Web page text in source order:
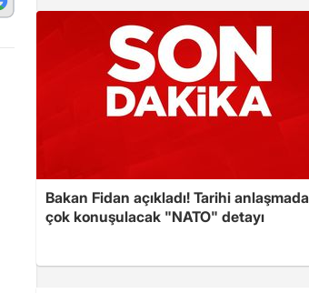
Bakan Fidan açıkladı! Tarihi anlaşmada
çok konuşulacak "NATO" detayı